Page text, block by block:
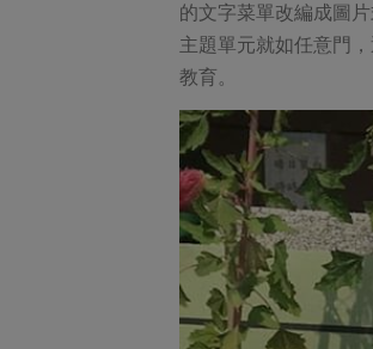
的文字菜單改編成圖
主題單元就如任意門
教育。